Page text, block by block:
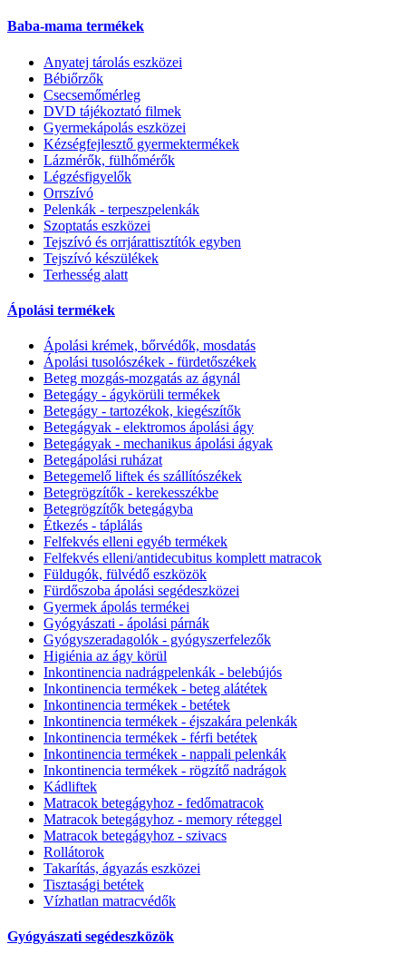
Baba-mama termékek
Anyatej tárolás eszközei
Bébiőrzők
Csecsemőmérleg
DVD tájékoztató filmek
Gyermekápolás eszközei
Kézségfejlesztő gyermektermékek
Lázmérők, fülhőmérők
Légzésfigyelők
Orrszívó
Pelenkák - terpeszpelenkák
Szoptatás eszközei
Tejszívó és orrjárattisztítók egyben
Tejszívó készülékek
Terhesség alatt
Ápolási termékek
Ápolási krémek, bőrvédők, mosdatás
Ápolási tusolószékek - fürdetőszékek
Beteg mozgás-mozgatás az ágynál
Betegágy - ágykörüli termékek
Betegágy - tartozékok, kiegészítők
Betegágyak - elektromos ápolási ágy
Betegágyak - mechanikus ápolási ágyak
Betegápolási ruházat
Betegemelő liftek és szállítószékek
Betegrögzítők - kerekesszékbe
Betegrögzítők betegágyba
Étkezés - táplálás
Felfekvés elleni egyéb termékek
Felfekvés elleni/antidecubitus komplett matracok
Füldugók, fülvédő eszközök
Fürdőszoba ápolási segédeszközei
Gyermek ápolás termékei
Gyógyászati - ápolási párnák
Gyógyszeradagolók - gyógyszerfelezők
Higiénia az ágy körül
Inkontinencia nadrágpelenkák - belebújós
Inkontinencia termékek - beteg alátétek
Inkontinencia termékek - betétek
Inkontinencia termékek - éjszakára pelenkák
Inkontinencia termékek - férfi betétek
Inkontinencia termékek - nappali pelenkák
Inkontinencia termékek - rögzítő nadrágok
Kádliftek
Matracok betegágyhoz - fedőmatracok
Matracok betegágyhoz - memory réteggel
Matracok betegágyhoz - szivacs
Rollátorok
Takarítás, ágyazás eszközei
Tisztasági betétek
Vízhatlan matracvédők
Gyógyászati segédeszközök